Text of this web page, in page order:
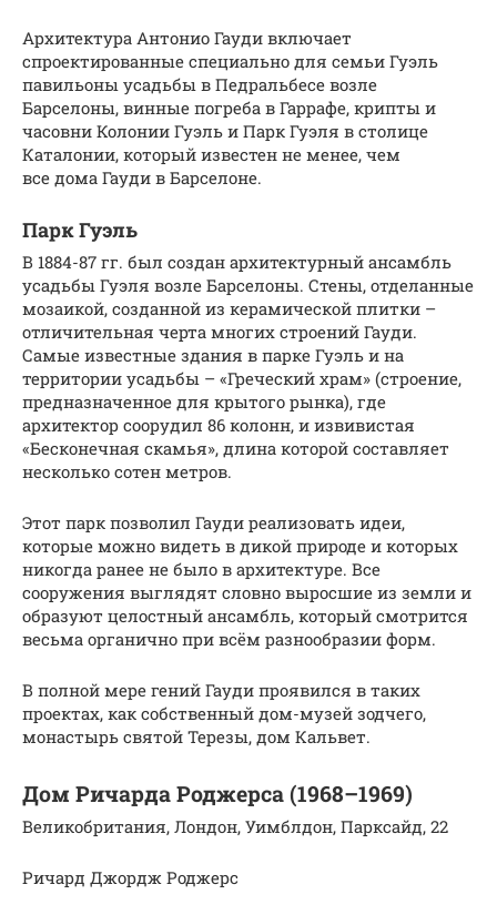
Архитектура Антонио Гауди включает
спроектированные специально для семьи Гуэль
павильоны усадьбы в Педральбесе возле
Барселоны, винные погреба в Гаррафе, крипты и
часовни Колонии Гуэль и Парк Гуэля в столице
Каталонии, который известен не менее, чем
все дома Гауди в Барселоне.
Парк Гуэль
В 1884-87 гг. был создан архитектурный ансамбль
усадьбы Гуэля возле Барселоны. Стены, отделанные
мозаикой, созданной из керамической плитки –
отличительная черта многих строений Гауди.
Самые известные здания в парке Гуэль и на
территории усадьбы – «Греческий храм» (строение,
предназначенное для крытого рынка), где
архитектор соорудил 86 колонн, и извивистая
«Бесконечная скамья», длина которой составляет
несколько сотен метров.
Этот парк позволил Гауди реализовать идеи,
которые можно видеть в дикой природе и которых
никогда ранее не было в архитектуре. Все
сооружения выглядят словно выросшие из земли и
образуют целостный ансамбль, который смотрится
весьма органично при всём разнообразии форм.
В полной мере гений Гауди проявился в таких
проектах, как собственный дом-музей зодчего,
монастырь святой Терезы, дом Кальвет.
Дом Ричарда Роджерса (1968–1969)
Великобритания, Лондон, Уимблдон, Парксайд, 22
Ричард Джордж Роджерс